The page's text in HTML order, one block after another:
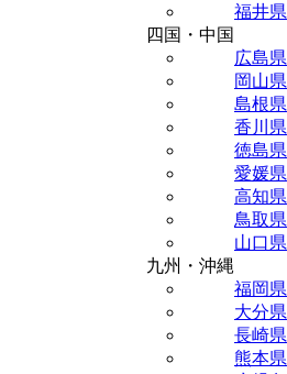
福井県
四国・中国
広島県
岡山県
島根県
香川県
徳島県
愛媛県
高知県
鳥取県
山口県
九州・沖縄
福岡県
大分県
長崎県
熊本県